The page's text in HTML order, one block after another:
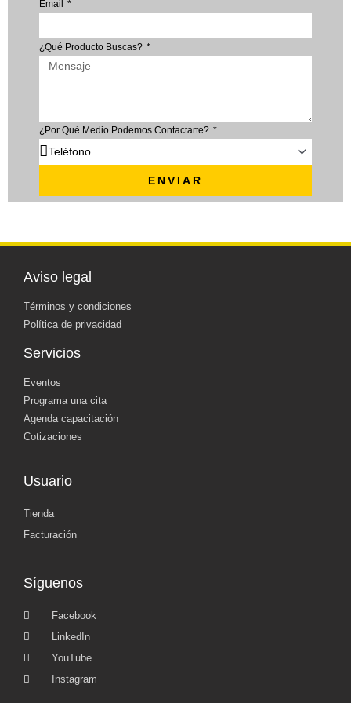
Email
¿Qué Producto Buscas?
¿Por Qué Medio Podemos Contactarte?
ENVIAR
Aviso legal
Términos y condiciones
Política de privacidad
Servicios
Eventos
Programa una cita
Agenda capacitación
Cotizaciones
Usuario
Tienda
Facturación
Síguenos
Facebook
LinkedIn
YouTube
Instagram